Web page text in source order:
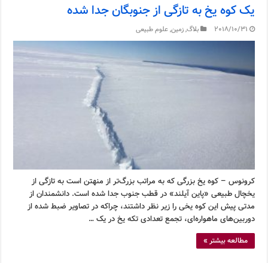
یک کوه یخ به تازگی از جنوبگان جدا شده
2018/10/31 بلاگ,زمین,علوم طبیعی
کرونوس – کوه یخ بزرگی که به مراتب بزرگ‌تر از منهتن است به تازگی از
یخچال طبیعی «پاین آیلند» در قطب جنوب جدا شده است. دانشمندان از
مدتی پیش این کوه یخی را زیر نظر داشتند، چراکه در تصاویر ضبط شده از
دوربین‌های ماهواره‌ای، تجمع تعدادی تکه یخ در یک …
مطالعه بیشتر »